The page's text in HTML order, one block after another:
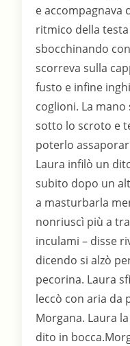
e accompagnava
ritmico della
sbocchinando
scorreva sulla
fusto e infine
coglioni. La
sotto lo scroto e
poterlo
Laura infilò un
subito dopo un
a masturbarla
nonriuscì più a
inculami – disse
dicendo si alzò
pecorina. Laura
leccò con aria da
Morgana. Laura
dito in